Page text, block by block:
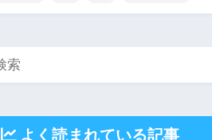
よく読まれている記事